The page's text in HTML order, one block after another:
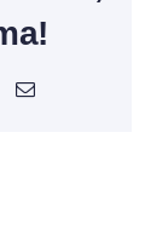
Correo